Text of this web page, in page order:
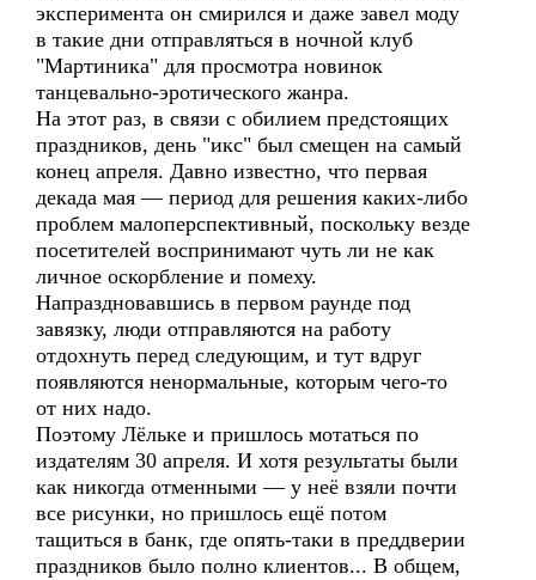
эксперимента он смирился и даже завел моду
в такие дни отправляться в ночной клуб
"Мартиника" для просмотра новинок
танцевально-эротического жанра.
На этот раз, в связи с обилием предстоящих
праздников, день "икс" был смещен на самый
конец апреля. Давно известно, что первая
декада мая — период для решения каких-либо
проблем малоперспективный, поскольку везде
посетителей воспринимают чуть ли не как
личное оскорбление и помеху.
Напраздновавшись в первом раунде под
завязку, люди отправляются на работу
отдохнуть перед следующим, и тут вдруг
появляются ненормальные, которым чего-то
от них надо.
Поэтому Лёльке и пришлось мотаться по
издателям 30 апреля. И хотя результаты были
как никогда отменными — у неё взяли почти
все рисунки, но пришлось ещё потом
тащиться в банк, где опять-таки в преддверии
праздников было полно клиентов... В общем,